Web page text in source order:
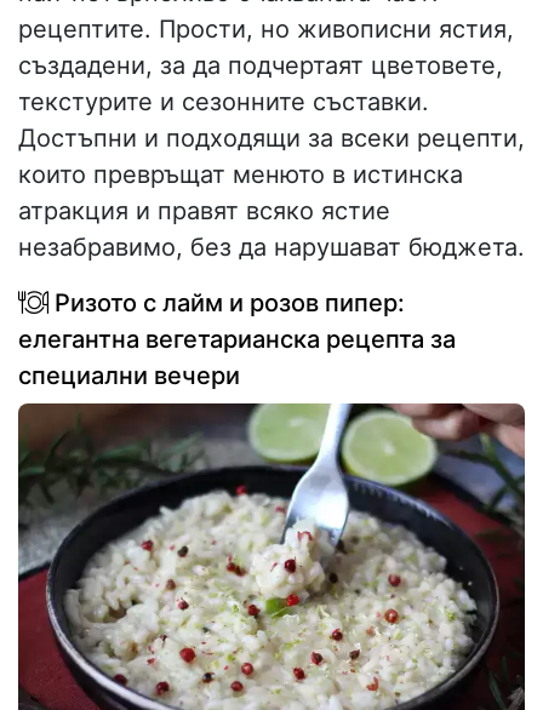
рецептите. Прости, но живописни ястия,
създадени, за да подчертаят цветовете,
текстурите и сезонните съставки.
Достъпни и подходящи за всеки рецепти,
които превръщат менюто в истинска
атракция и правят всяко ястие
незабравимо, без да нарушават бюджета.
Ризото с лайм и розов пипер:
елегантна вегетарианска рецепта за
специални вечери